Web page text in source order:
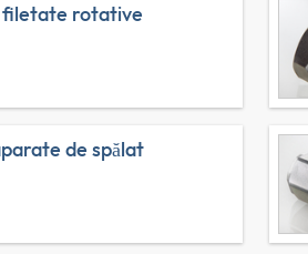
rotative
de spălat